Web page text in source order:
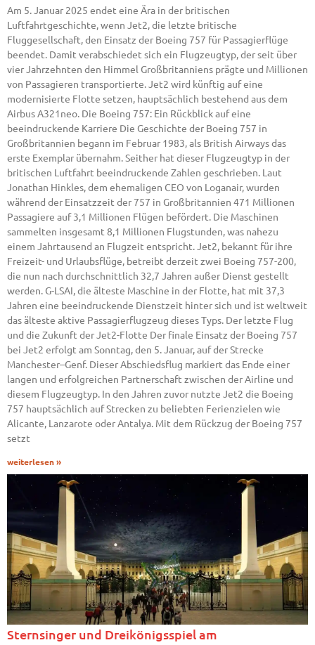
Am 5. Januar 2025 endet eine Ära in der britischen
Luftfahrtgeschichte, wenn Jet2, die letzte britische
Fluggesellschaft, den Einsatz der Boeing 757 für Passagierflüge
beendet. Damit verabschiedet sich ein Flugzeugtyp, der seit über
vier Jahrzehnten den Himmel Großbritanniens prägte und Millionen
von Passagieren transportierte. Jet2 wird künftig auf eine
modernisierte Flotte setzen, hauptsächlich bestehend aus dem
Airbus A321neo. Die Boeing 757: Ein Rückblick auf eine
beeindruckende Karriere Die Geschichte der Boeing 757 in
Großbritannien begann im Februar 1983, als British Airways das
erste Exemplar übernahm. Seither hat dieser Flugzeugtyp in der
britischen Luftfahrt beeindruckende Zahlen geschrieben. Laut
Jonathan Hinkles, dem ehemaligen CEO von Loganair, wurden
während der Einsatzzeit der 757 in Großbritannien 471 Millionen
Passagiere auf 3,1 Millionen Flügen befördert. Die Maschinen
sammelten insgesamt 8,1 Millionen Flugstunden, was nahezu
einem Jahrtausend an Flugzeit entspricht. Jet2, bekannt für ihre
Freizeit- und Urlaubsflüge, betreibt derzeit zwei Boeing 757-200,
die nun nach durchschnittlich 32,7 Jahren außer Dienst gestellt
werden. G-LSAI, die älteste Maschine in der Flotte, hat mit 37,3
Jahren eine beeindruckende Dienstzeit hinter sich und ist weltweit
das älteste aktive Passagierflugzeug dieses Typs. Der letzte Flug
und die Zukunft der Jet2-Flotte Der finale Einsatz der Boeing 757
bei Jet2 erfolgt am Sonntag, den 5. Januar, auf der Strecke
Manchester–Genf. Dieser Abschiedsflug markiert das Ende einer
langen und erfolgreichen Partnerschaft zwischen der Airline und
diesem Flugzeugtyp. In den Jahren zuvor nutzte Jet2 die Boeing
757 hauptsächlich auf Strecken zu beliebten Ferienzielen wie
Alicante, Lanzarote oder Antalya. Mit dem Rückzug der Boeing 757
setzt
weiterlesen »
Sternsinger und Dreikönigsspiel am